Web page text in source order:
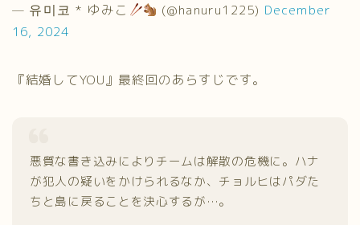
— 유미코 * ゆみこ (@hanuru1225) December
16, 2024
『結婚してYOU』最終回のあらすじです。
悪質な書き込みによりチームは解散の危機に。ハナ
が犯人の疑いをかけられるなか、チョルヒはパダた
ちと島に戻ることを決心するが…。